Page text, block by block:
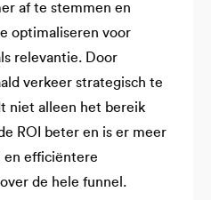
af te stemmen en
optimaliseren voor
relevantie. Door
verkeer strategisch te
niet alleen het bereik
ROI beter en is er meer
en efficiëntere
de hele funnel.